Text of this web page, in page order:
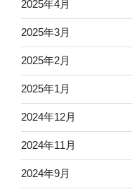
2025年4月
2025年3月
2025年2月
2025年1月
2024年12月
2024年11月
2024年9月